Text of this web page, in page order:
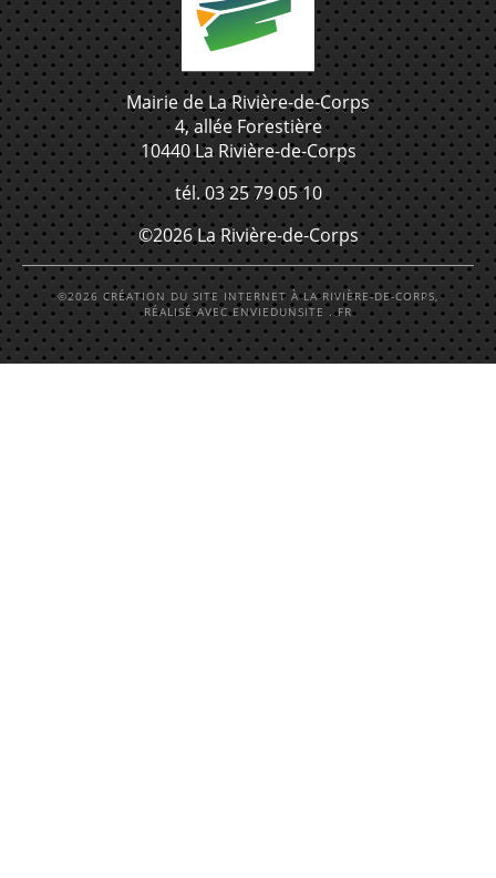
Mairie de La Rivière-de-Corps
4, allée Forestière
10440 La Rivière-de-Corps
tél. 03 25 79 05 10
©2026 La Rivière-de-Corps
©2026 CRÉATION DU SITE INTERNET À LA RIVIÈRE-DE-CORPS,
RÉALISÉ AVEC ENVIEDUNSITE . FR